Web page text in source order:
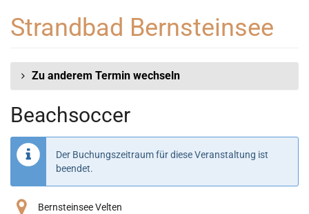
Haupt-
Strandbad Bernsteinsee
Zu anderem Termin wechseln
Beachsoccer
Der Buchungszeitraum für diese Veranstaltung ist
beendet.
Bernsteinsee Velten